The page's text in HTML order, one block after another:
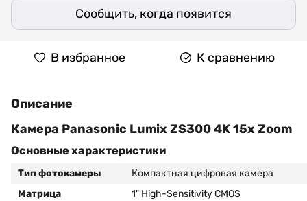
Сообщить, когда появится
В избранное К сравнению
Описание
Камера Panasonic Lumix ZS300 4K 15x Zoom
Основные характеристики
Тип фотокамеры
Компактная цифровая камера
Матрица
1" High-Sensitivity CMOS